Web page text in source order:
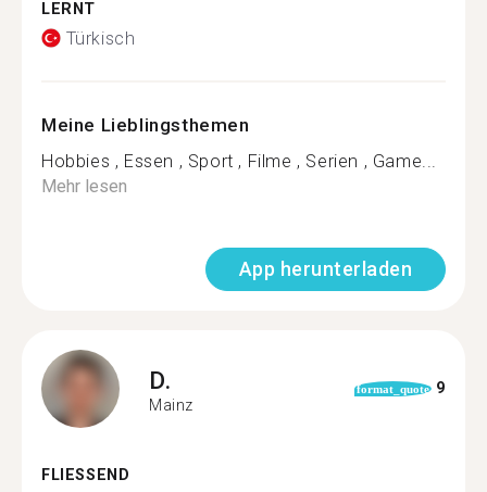
LERNT
Türkisch
Meine Lieblingsthemen
Hobbies , Essen , Sport , Filme , Serien , Game...
Mehr lesen
App herunterladen
D.
Mainz
format_quote 9
FLIESSEND